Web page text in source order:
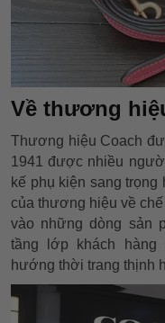
Về thương
Thương hiệu Coach
1941 được nhiều
kế phụ kiện sang
của thương hiệu về
vào những dòng sản
tầng lớp khách hàng
hướng thời trang thịnh